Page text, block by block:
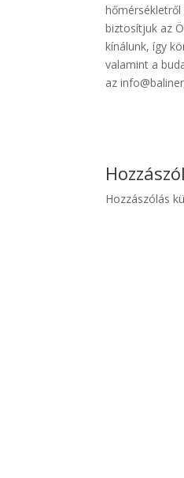
biztosítjuk az
kínálunk, így
valamint a
az
Hozzászólás